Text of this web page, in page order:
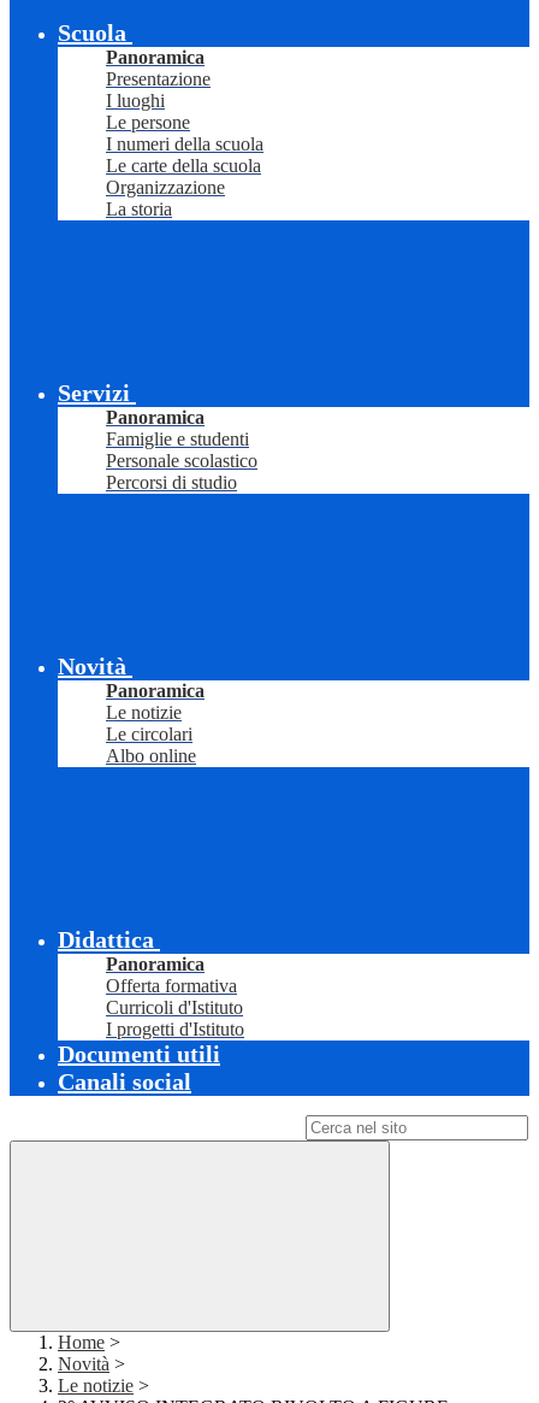
Scuola
Panoramica
Presentazione
I luoghi
Le persone
I numeri della scuola
Le carte della scuola
Organizzazione
La storia
Servizi
Panoramica
Famiglie e studenti
Personale scolastico
Percorsi di studio
Novità
Panoramica
Le notizie
Le circolari
Albo online
Didattica
Panoramica
Offerta formativa
Curricoli d'Istituto
I progetti d'Istituto
Documenti utili
Canali social
Home >
Novità >
Le notizie >